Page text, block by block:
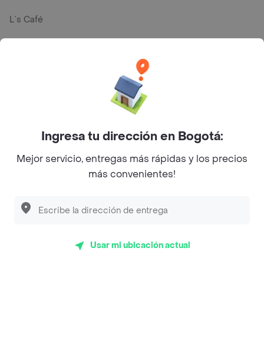
L´s Café
Myriam Camhi Co
Magnifique
Empanaditas de Pipian - Empanadas
Desayunadero de la 42
Sopitas y Frijoladas
Ingresa tu dirección en Bogotá:
Mejor servicio, entregas más rápidas y los precios
más convenientes!
Usar mi ubicación actual